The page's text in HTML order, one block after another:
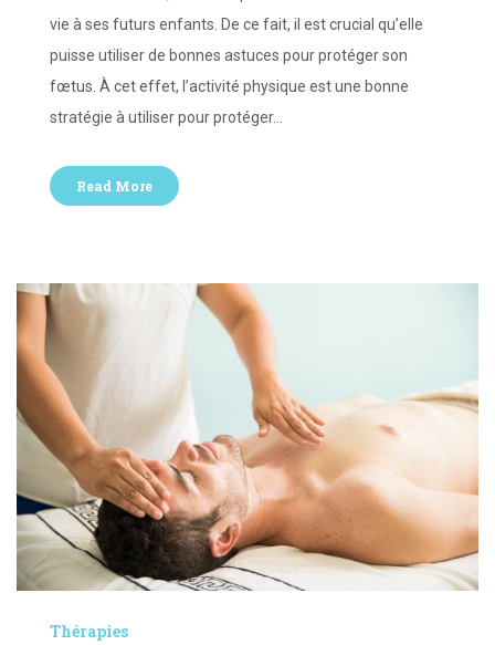
vie à ses futurs enfants. De ce fait, il est crucial qu’elle
puisse utiliser de bonnes astuces pour protéger son
fœtus. À cet effet, l’activité physique est une bonne
stratégie à utiliser pour protéger…
Read More
Thérapies